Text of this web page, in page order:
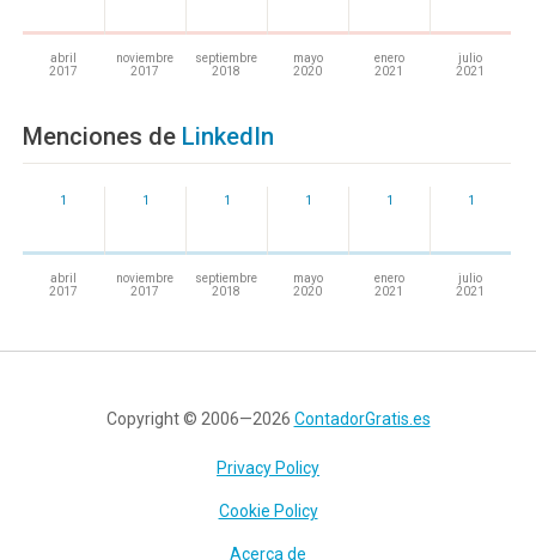
abril
2017
noviembre
2017
septiembre
2018
mayo
2020
enero
2021
julio
2021
Menciones de LinkedIn
1
abril
2017
1
noviembre
2017
1
septiembre
2018
1
mayo
2020
1
enero
2021
1
julio
2021
Copyright © 2006—2026 ContadorGratis.es
Privacy Policy
Cookie Policy
Acerca de